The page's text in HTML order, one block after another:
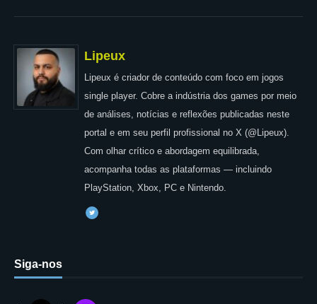
Lipeux
Lipeux é criador de conteúdo com foco em jogos
single player. Cobre a indústria dos games por meio
de análises, notícias e reflexões publicadas neste
portal e em seu perfil profissional no X (@Lipeux).
Com olhar crítico e abordagem equilibrada,
acompanha todas as plataformas — incluindo
PlayStation, Xbox, PC e Nintendo.
Siga-nos